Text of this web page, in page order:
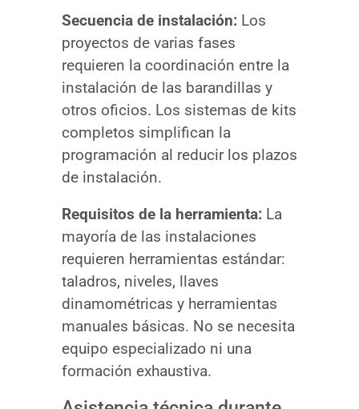
Secuencia de instalación: Los
proyectos de varias fases
requieren la coordinación entre la
instalación de las barandillas y
otros oficios. Los sistemas de kits
completos simplifican la
programación al reducir los plazos
de instalación.
Requisitos de la herramienta: La
mayoría de las instalaciones
requieren herramientas estándar:
taladros, niveles, llaves
dinamométricas y herramientas
manuales básicas. No se necesita
equipo especializado ni una
formación exhaustiva.